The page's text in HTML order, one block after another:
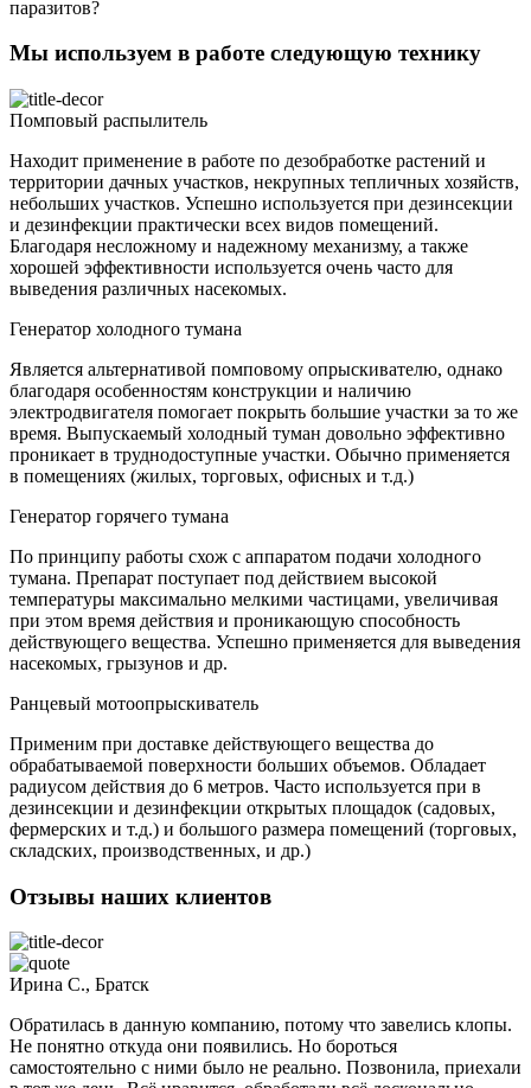
паразитов?
Мы используем в работе следующую технику
Помповый распылитель
Находит применение в работе по дезобработке растений и
территории дачных участков, некрупных тепличных хозяйств,
небольших участков. Успешно используется при дезинсекции
и дезинфекции практически всех видов помещений.
Благодаря несложному и надежному механизму, а также
хорошей эффективности используется очень часто для
выведения различных насекомых.
Генератор холодного тумана
Является альтернативой помповому опрыскивателю, однако
благодаря особенностям конструкции и наличию
электродвигателя помогает покрыть большие участки за то же
время. Выпускаемый холодный туман довольно эффективно
проникает в труднодоступные участки. Обычно применяется
в помещениях (жилых, торговых, офисных и т.д.)
Генератор горячего тумана
По принципу работы схож с аппаратом подачи холодного
тумана. Препарат поступает под действием высокой
температуры максимально мелкими частицами, увеличивая
при этом время действия и проникающую способность
действующего вещества. Успешно применяется для выведения
насекомых, грызунов и др.
Ранцевый мотоопрыскиватель
Применим при доставке действующего вещества до
обрабатываемой поверхности больших объемов. Обладает
радиусом действия до 6 метров. Часто используется при в
дезинсекции и дезинфекции открытых площадок (садовых,
фермерских и т.д.) и большого размера помещений (торговых,
складских, производственных, и др.)
Отзывы наших клиентов
Ирина С., Братск
Обратилась в данную компанию, потому что завелись клопы.
Не понятно откуда они появились. Но бороться
самостоятельно с ними было не реально. Позвонила, приехали